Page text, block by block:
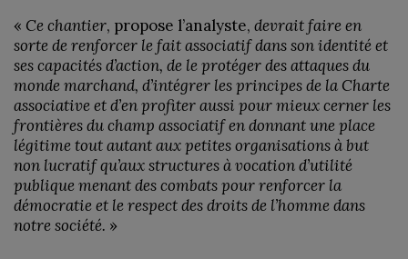
« Ce chantier, propose l’analyste, devrait faire en
sorte de renforcer le fait associatif dans son identité et
ses capacités d’action, de le protéger des attaques du
monde marchand, d’intégrer les principes de la Charte
associative et d’en profiter aussi pour mieux cerner les
frontières du champ associatif en donnant une place
légitime tout autant aux petites organisations à but
non lucratif qu’aux structures à vocation d’utilité
publique menant des combats pour renforcer la
démocratie et le respect des droits de l’homme dans
notre société. »